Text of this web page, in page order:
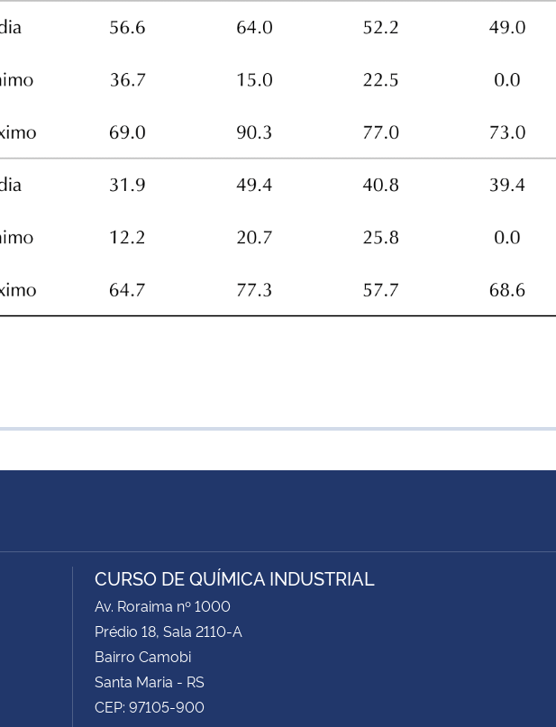
CURSO DE QUÍMICA INDUSTRIAL
Av. Roraima nº 1000
Prédio 18, Sala 2110-A
Bairro Camobi
Santa Maria - RS
CEP: 97105-900